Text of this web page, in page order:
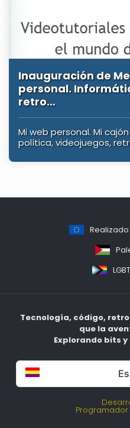
Inauguración de
personal.
retro…
Mi web personal. Mi
política, videojuegos,
Tecnología, código,
que la
Explorando bits y